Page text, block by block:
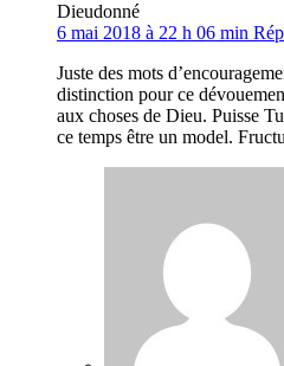
Dieudonné
6 mai 2018 à 22 h 06 min
Juste des mots
distinction pour ce
aux choses de Dieu. Puisse
ce temps être un model.